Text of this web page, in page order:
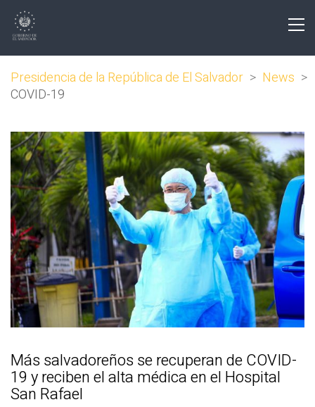
Presidencia de la República de El Salvador > News >
COVID-19
Más salvadoreños se recuperan de COVID-
19 y reciben el alta médica en el Hospital
San Rafael